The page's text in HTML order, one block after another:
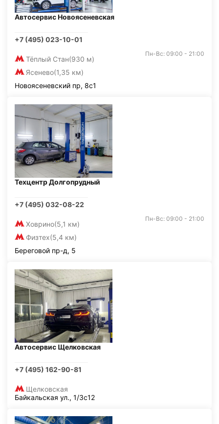
Автосервис Новоясеневская
+7 (495) 023-10-01
Тёплый Стан(930 м)
Ясенево(1,35 км)
Пн-Вс: 09:00 - 21:00
Новоясеневский пр, 8с1
Техцентр Долгопрудный
+7 (495) 032-08-22
Ховрино(5,1 км)
Физтех(5,4 км)
Пн-Вс: 09:00 - 21:00
Береговой пр-д, 5
Автосервис Щелковская
+7 (495) 162-90-81
Щелковская
Байкальская ул., 1/3с12